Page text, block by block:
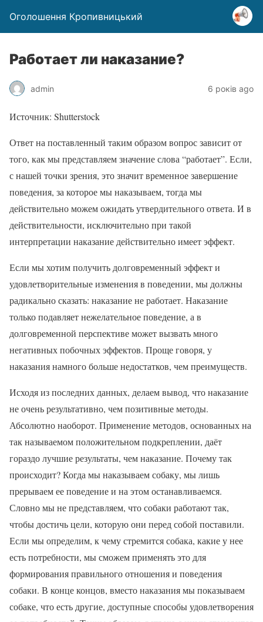
Оголошення Кропивницький
Работает ли наказание?
admin 6 років ago
Источник: Shutterstock
Ответ на поставленный таким образом вопрос зависит от
того, как мы представляем значение слова “работает”. Если,
с нашей точки зрения, это значит временное завершение
поведения, за которое мы наказываем, тогда мы
действительно можем ожидать утвердительного ответа. И в
действительности, исключительно при такой
интерпретации наказание действительно имеет эффект.
Если мы хотим получить долговременный эффект и
удовлетворительные изменения в поведении, мы должны
радикально сказать: наказание не работает. Наказание
только подавляет нежелательное поведение, а в
долговременной перспективе может вызвать много
негативных побочных эффектов. Проще говоря, у
наказания намного больше недостатков, чем преимуществ.
Исходя из последних данных, делаем вывод, что наказание
не очень результативно, чем позитивные методы.
Абсолютно наоборот. Применение методов, основанных на
так называемом положительном подкреплении, даёт
гораздо лучшие результаты, чем наказание. Почему так
происходит? Когда мы наказываем собаку, мы лишь
прерываем ее поведение и на этом останавливаемся.
Словно мы не представляем, что собаки работают так,
чтобы достичь цели, которую они перед собой поставили.
Если мы определим, к чему стремится собака, какие у нее
есть потребности, мы сможем применять это для
формирования правильного отношения и поведения
собаки. В конце концов, вместо наказания мы показываем
собаке, что есть другие, доступные способы удовлетворения